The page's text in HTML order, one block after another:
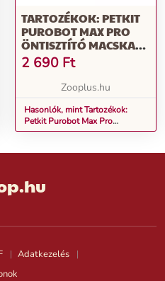
TARTOZÉKOK: PETKIT
PUROBOT MAX PRO
ÖNTISZTÍTÓ MACSKA
WC-HEZ 20DB
SZEMETESZSÁK
2 690 Ft
Zooplus.hu
Hasonlók, mint Tartozékok:
Petkit Purobot Max Pro
öntisztító macska WC-hez 20db
Adatkezelés